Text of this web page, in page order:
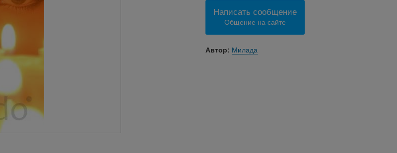
Написать сообщение
Общение на сайте
Автор: Милада